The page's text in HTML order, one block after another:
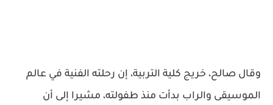
وقال صالح، خريج كلية التربية، إن رحلته الفنية في عالم
الموسيقى والراب بدأت منذ طفولته، مشيرا إلى أن